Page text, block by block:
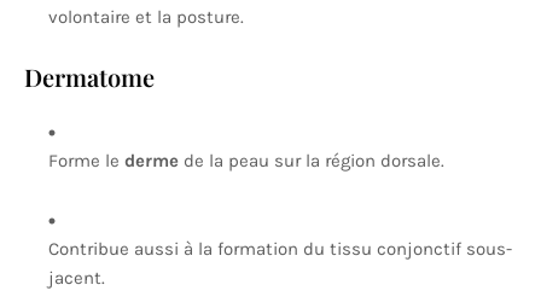
volontaire et la posture.
Dermatome
Forme le derme de la peau sur la région dorsale.
Contribue aussi à la formation du tissu conjonctif sous-
jacent.